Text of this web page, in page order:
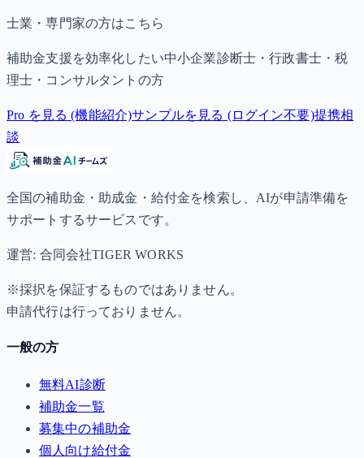
士業・専門家の方はこちら
補助金支援を効率化したい中小企業診断士・行政書士・税
理士・コンサルタントの方
Pro を見る (機能紹介)サンプルを見る (ログイン不要)提携相
談
全国の補助金・助成金・給付金を検索し、AIが申請準備を
サポートするサービスです。
運営: 合同会社TIGER WORKS
※採択を保証するものではありません。
申請代行は行っておりません。
一般の方
無料AI診断
補助金一覧
募集中の補助金
個人向け給付金